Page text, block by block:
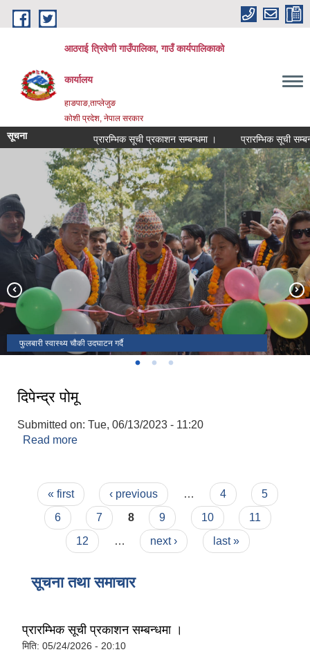
Skip to main content
आठराई त्रिवेणी गाउँपालिका, गाउँ कार्यपालिकाको
कार्यालय
हाङपाङ,ताप्लेजुङ
कोशी प्रदेश, नेपाल सरकार
सूचना प्रारम्भिक सूची प्रकाशन सम्बन्धमा । प्रारम्भिक सूची
फुलबारी स्वास्थ्य चौकी उदघाटन गर्दै
राष्ट्रपति रनिङ शिल्ड
उदघाटन कार्यक्रममा जि.स.स प्रमुख सहित आठराई त्रिवेणी गाउँपालिका पदाधिकारी
दिपेन्द्र पोमू
Submitted on: Tue, 06/13/2023 - 11:20
Read more
Pages
« first ‹ previous … 4
5
6
7 8 9 10
11
12
… next › last »
सूचना तथा समाचार
प्रारम्भिक सूची प्रकाशन सम्बन्धमा ।
मिति: 05/24/2026 - 20:10